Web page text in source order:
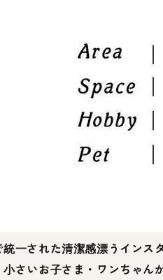
統一された清潔感漂うインス
小さいお子さま・ワンちゃん